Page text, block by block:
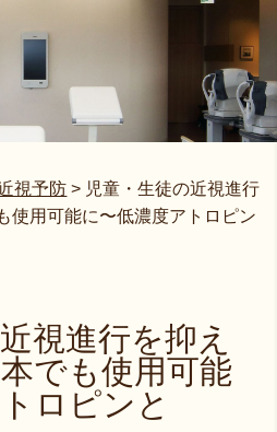
視予防 > 児童・生徒の近視進行
使用可能に〜低濃度アトロピン
視進行を抑え
でも使用可能
ロピンと